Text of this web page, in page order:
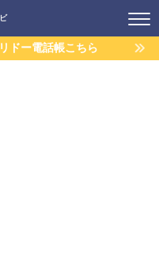
ドー電話帳こちら